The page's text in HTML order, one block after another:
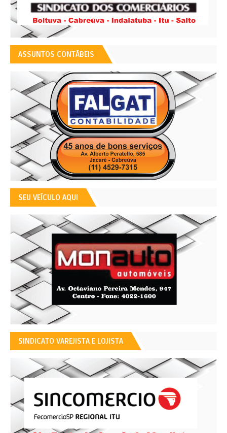
ASSUNTOS CONTÁBEIS
SEU VEÍCULO AQUI
SINDICATO VAREJISTA E LOJISTA